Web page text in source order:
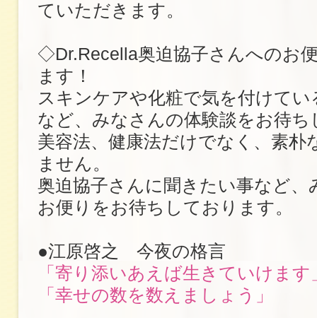
ていただきます。
◇Dr.Recella奥迫協子さんへのお
ます！
スキンケアや化粧で気を付けてい
など、みなさんの体験談をお待ち
美容法、健康法だけでなく、素朴
ません。
奥迫協子さんに聞きたい事など、
お便りをお待ちしております。
●江原啓之 今夜の格言
「寄り添いあえば生きていけます
「幸せの数を数えましょう」